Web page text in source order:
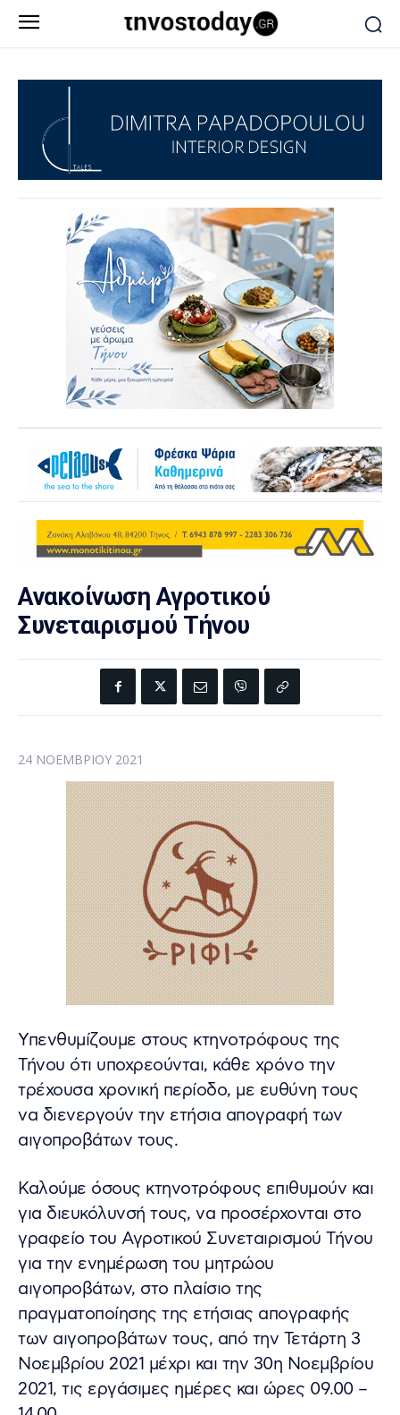
Ανακοίνωση Αγροτικού
Συνεταιρισμού Τήνου
24 ΝΟΕΜΒΡΊΟΥ 2021
Υπενθυμίζουμε στους κτηνοτρόφους της
Τήνου ότι υποχρεούνται, κάθε χρόνο την
τρέχουσα χρονική περίοδο, με ευθύνη τους
να διενεργούν την ετήσια απογραφή των
αιγοπροβάτων τους.
Καλούμε όσους κτηνοτρόφους επιθυμούν και
για διευκόλυνσή τους, να προσέρχονται στο
γραφείο του Αγροτικού Συνεταιρισμού Τήνου
για την ενημέρωση του μητρώου
αιγοπροβάτων, στο πλαίσιο της
πραγματοποίησης της ετήσιας απογραφής
των αιγοπροβάτων τους, από την Τετάρτη 3
Νοεμβρίου 2021 μέχρι και την 30η Νοεμβρίου
2021, τις εργάσιμες ημέρες και ώρες 09.00 –